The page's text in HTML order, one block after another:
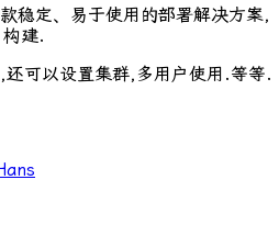
稳定、易于使用的部署解决方
建.
可以设置集群,多用户使用.等等.